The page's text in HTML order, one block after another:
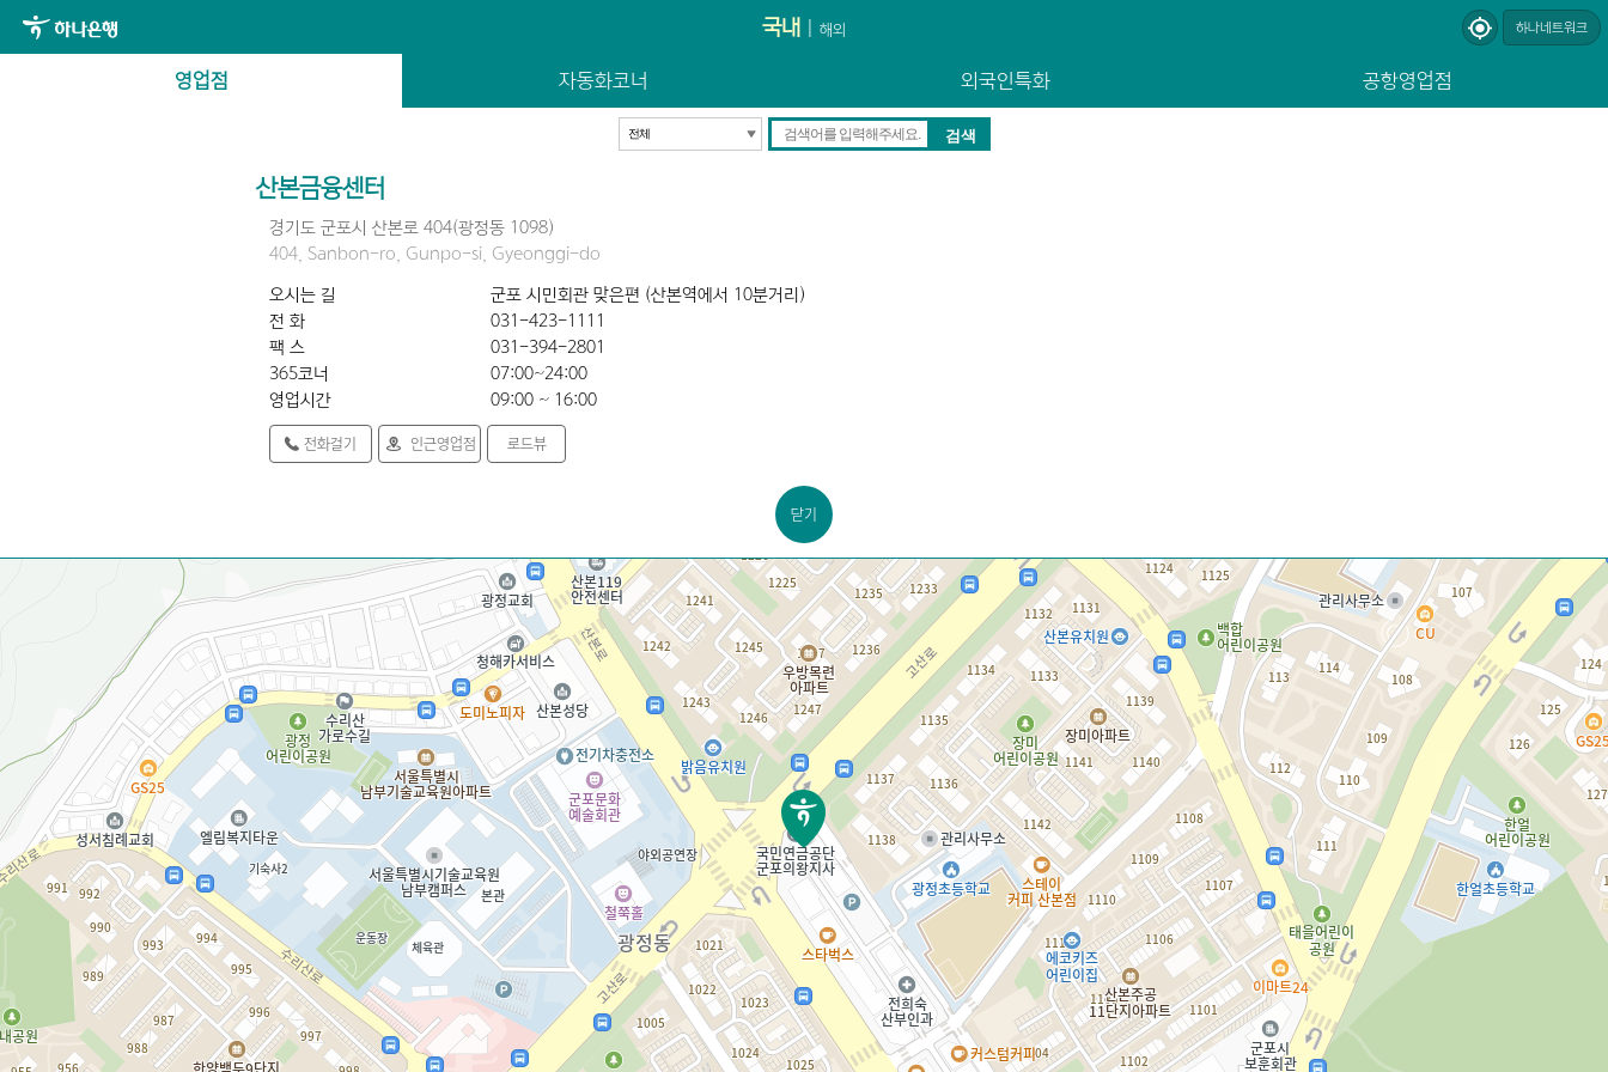
국내 해외 하나네트워크
영업점 자동화코너 외국인특화 공항영업점
산본금융센터
경기도 군포시 산본로 404(광정동 1098)
404, Sanbon-ro, Gunpo-si, Gyeonggi-do
오시는 길
군포 시민회관 맞은편 (산본역에서 10분거리)
전 화
031-423-1111
팩 스
031-394-2801
365코너
07:00~24:00
영업시간
09:00 ~ 16:00
전화걸기 인근영업점 로드뷰
닫기